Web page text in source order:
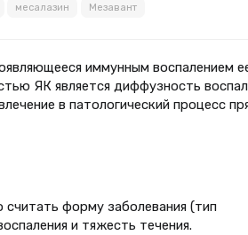
месалазин Мезавант
иммунным воспалением
ЯК является диффузность
в патологический процесс
форму заболевания (тип
и тяжесть течения.